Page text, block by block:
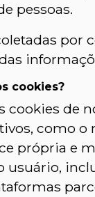
pessoas.
por
cookies?
cookies de
como
própria e
usuário,